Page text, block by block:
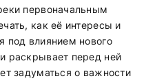
первоначальным
как её интересы и
под влиянием нового
раскрывает перед ней
задуматься о важности